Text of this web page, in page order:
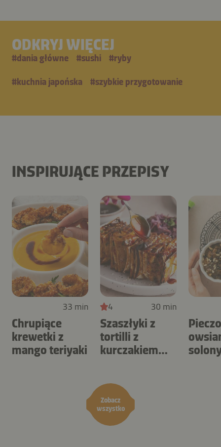
ODKRYJ WIĘCEJ
#dania główne #sushi #ryby
#kuchnia japońska #szybkie przygotowanie
INSPIRUJĄCE PRZEPISY
Zobacz
wszystko
33 min
Chrupiące
krewetki z
mango teriyaki
4 30 min
Szaszłyki z
tortilli z
kurczakiem